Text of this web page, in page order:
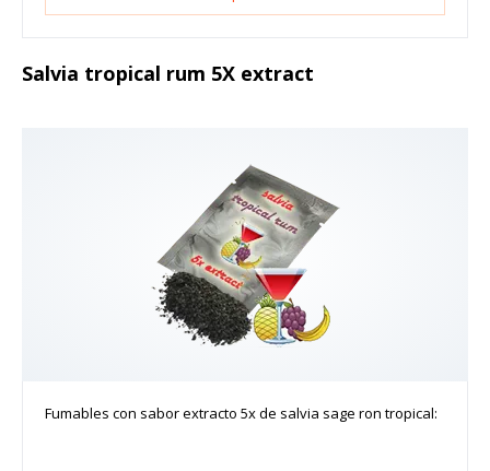
Salvia tropical rum 5X extract
Fumables con sabor extracto 5x de salvia sage ron tropical: